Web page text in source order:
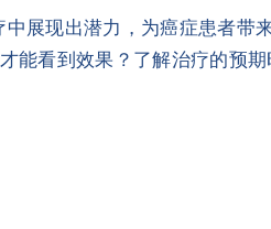
展现出潜力，为癌症患者带
能看到效果？了解治疗的预